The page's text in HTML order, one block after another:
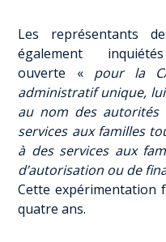
Les représentants
également
ouverte «pour la
administratif unique,
au nom des autorités
services aux familles
à des services aux
d’autorisation ou de
Cette expérimentation
quatre ans.